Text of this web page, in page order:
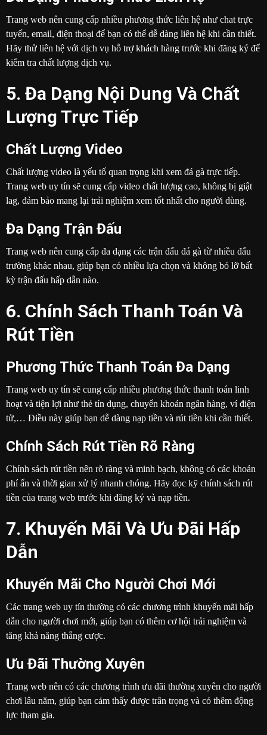
Trang web nên cung cấp nhiều phương thức liên hệ như chat trực
tuyến, email, điện thoại để bạn có thể dễ dàng liên hệ khi cần thiết.
Hãy thử liên hệ với dịch vụ hỗ trợ khách hàng trước khi đăng ký để
kiểm tra chất lượng dịch vụ.
5. Đa Dạng Nội Dung Và Chất
Lượng Trực Tiếp
Chất Lượng Video
Chất lượng video là yếu tố quan trọng khi xem đá gà trực tiếp.
Trang web uy tín sẽ cung cấp video chất lượng cao, không bị giật
lag, đảm bảo mang lại trải nghiệm xem tốt nhất cho người dùng.
Đa Dạng Trận Đấu
Trang web nên cung cấp đa dạng các trận đấu đá gà từ nhiều đấu
trường khác nhau, giúp bạn có nhiều lựa chọn và không bỏ lỡ bất
kỳ trận đấu hấp dẫn nào.
6. Chính Sách Thanh Toán Và
Rút Tiền
Phương Thức Thanh Toán Đa Dạng
Trang web uy tín sẽ cung cấp nhiều phương thức thanh toán linh
hoạt và tiện lợi như thẻ tín dụng, chuyển khoản ngân hàng, ví điện
tử,… Điều này giúp bạn dễ dàng nạp tiền và rút tiền khi cần thiết.
Chính Sách Rút Tiền Rõ Ràng
Chính sách rút tiền nên rõ ràng và minh bạch, không có các khoản
phí ẩn và thời gian xử lý nhanh chóng. Hãy đọc kỹ chính sách rút
tiền của trang web trước khi đăng ký và nạp tiền.
7. Khuyến Mãi Và Ưu Đãi Hấp
Dẫn
Khuyến Mãi Cho Người Chơi Mới
Các trang web uy tín thường có các chương trình khuyến mãi hấp
dẫn cho người chơi mới, giúp bạn có thêm cơ hội trải nghiệm và
tăng khả năng thắng cược.
Ưu Đãi Thường Xuyên
Trang web nên có các chương trình ưu đãi thường xuyên cho người
chơi lâu năm, giúp bạn cảm thấy được trân trọng và có thêm động
lực tham gia.